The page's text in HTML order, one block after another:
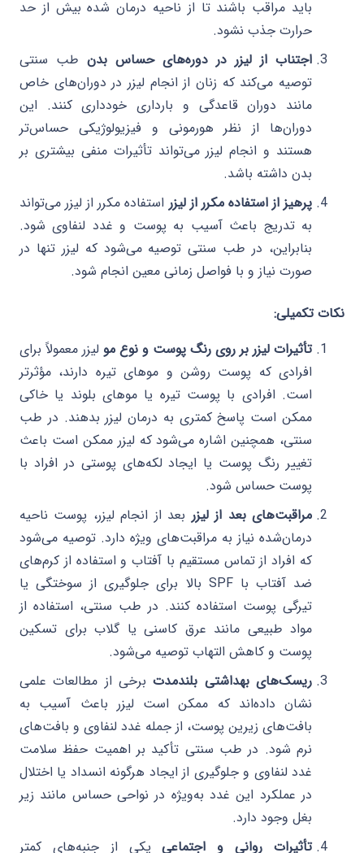
باید مراقب باشند تا از ناحیه درمان شده بیش از حد
حرارت جذب نشود.
اجتناب از لیزر در دوره‌های حساس بدن طب سنتی
توصیه می‌کند که زنان از انجام لیزر در دوران‌های خاص
مانند دوران قاعدگی و بارداری خودداری کنند. این
دوران‌ها از نظر هورمونی و فیزیولوژیکی حساس‌تر
هستند و انجام لیزر می‌تواند تأثیرات منفی بیشتری بر
بدن داشته باشد.
پرهیز از استفاده مکرر از لیزر استفاده مکرر از لیزر می‌تواند
به تدریج باعث آسیب به پوست و غدد لنفاوی شود.
بنابراین، در طب سنتی توصیه می‌شود که لیزر تنها در
صورت نیاز و با فواصل زمانی معین انجام شود.
نکات تکمیلی:
تأثیرات لیزر بر روی رنگ پوست و نوع مو لیزر معمولاً برای
افرادی که پوست روشن و موهای تیره دارند، مؤثرتر
است. افرادی با پوست تیره یا موهای بلوند یا خاکی
ممکن است پاسخ کمتری به درمان لیزر بدهند. در طب
سنتی، همچنین اشاره می‌شود که لیزر ممکن است باعث
تغییر رنگ پوست یا ایجاد لکه‌های پوستی در افراد با
پوست حساس شود.
مراقبت‌های بعد از لیزر بعد از انجام لیزر، پوست ناحیه
درمان‌شده نیاز به مراقبت‌های ویژه دارد. توصیه می‌شود
که افراد از تماس مستقیم با آفتاب و استفاده از کرم‌های
ضد آفتاب با SPF بالا برای جلوگیری از سوختگی یا
تیرگی پوست استفاده کنند. در طب سنتی، استفاده از
مواد طبیعی مانند عرق کاسنی یا گلاب برای تسکین
پوست و کاهش التهاب توصیه می‌شود.
ریسک‌های بهداشتی بلندمدتبرخی از مطالعات علمی
نشان داده‌اند که ممکن است لیزر باعث آسیب به
بافت‌های زیرین پوست، از جمله غدد لنفاوی و بافت‌های
نرم شود. در طب سنتی تأکید بر اهمیت حفظ سلامت
غدد لنفاوی و جلوگیری از ایجاد هرگونه انسداد یا اختلال
در عملکرد این غدد به‌ویژه در نواحی حساس مانند زیر
بغل وجود دارد.
تأثیرات روانی و اجتماعییکی از جنبه‌های کمتر